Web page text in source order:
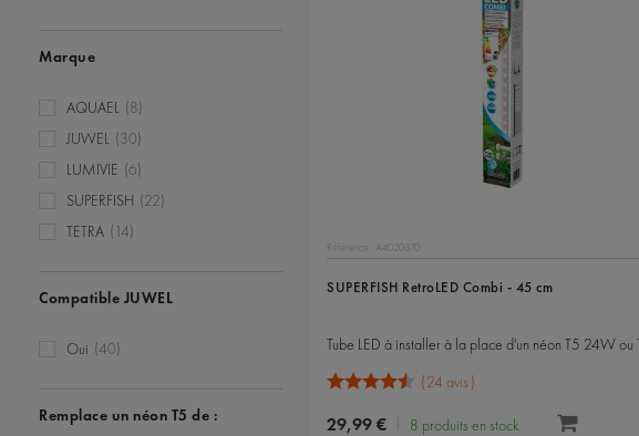
Marque
AQUAEL (8)
JUWEL (30)
LUMIVIE (6)
SUPERFISH (22)
TETRA (14)
Compatible JUWEL
Oui (40)
Remplace un néon T5 de :
Référence : A4020370
SUPERFISH RetroLED Combi - 45 cm
24 avis
29,99 € 8 produits en stock